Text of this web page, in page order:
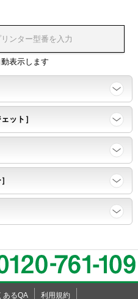
する。
ォントで
性
続印刷する。
。
表示します
ット］
あるQA 利用規約